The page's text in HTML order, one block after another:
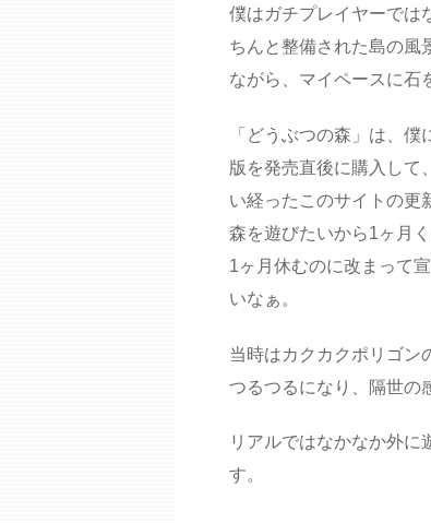
僕はガチプレイヤーでは
ちんと整備された島の風
ながら、マイペースに石
「どうぶつの森」は、
版を発売直後に購入して
い経ったこのサイトの更
森を遊びたいから1ヶ月
1ヶ月休むのに改まって
いなぁ。
当時はカクカクポリゴン
つるつるになり、隔世の
リアルではなかなか外に
す。